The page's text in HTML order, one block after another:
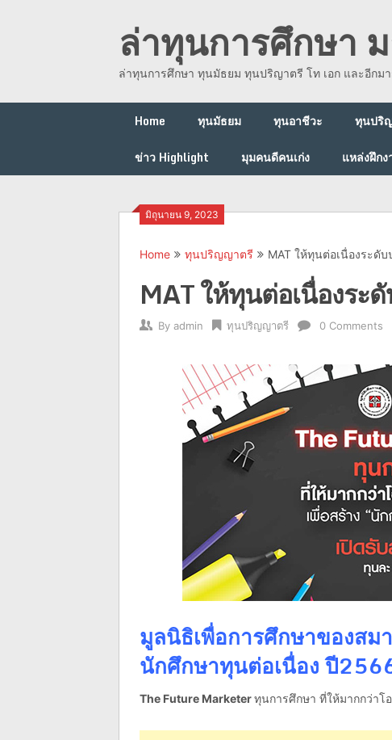
ล่าทุนการศึกษา
ล่าทุนการศึกษา ทุนมัธยม ทุนปริญาตรี โท เอก และอีกม
Home ทุนมัธยม ทุนอาชีวะ ทุนปริ
ข่าว Highlight
มุมคนดีคนเก่ง แหล่งฝึก
มิถุนายน 9, 2023
Home ทุนปริญญาตรี MAT ให้ทุนต่อเนื่องระดั
MAT ให้ทุนต่อเนื่องร
By admin ทุนปริญญาตรี 0 Comments
มูลนิธิเพื่อการศึกษาของสม
นักศึกษาทุนต่อเนื่อง ปี
The Future Marketerทุนการศึกษา ที่ให้มากกว่าโ